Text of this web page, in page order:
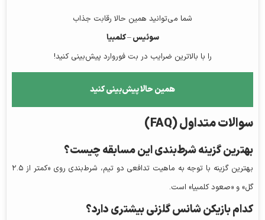
شما می‌توانید همین حالا رقابت جذاب
سوئیس – کلمبیا
را با بالاترین ضرایب در بت فوروارد پیش‌بینی کنید!
همین حالا پیش‌بینی کنید
سوالات متداول (FAQ)
بهترین گزینه شرط‌بندی این مسابقه چیست؟
بهترین گزینه با توجه به ماهیت تدافعی دو تیم، شرط‌بندی روی «کمتر از ۲.۵
گل» و «صعود کلمبیا» است.
کدام بازیکن شانس گلزنی بیشتری دارد؟